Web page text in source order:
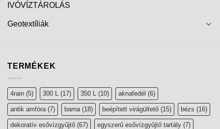
IVÓVÍZTÁROLÁS
Geotextíliák
TERMÉKEK
4rain (5) 300 L (17) 350 L (10) aknafedél (6)
antik amfóra (7) barna (18) beépített virágültető (15) bézs (16)
dekoratív esővízgyűjtő (67) egyszerű esővízgyűjtő tartály (7)